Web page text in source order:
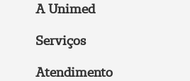
A Unimed
Serviços
Atendimento